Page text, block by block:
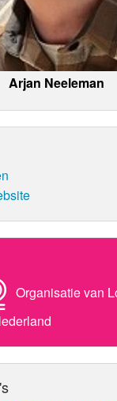
Arjan Neeleman
Organisatie van